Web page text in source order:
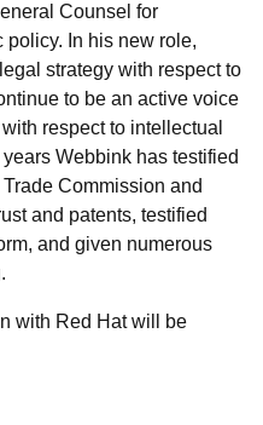
Counsel for
In his new role,
strategy with respect to
to be an active voice
respect to intellectual
Webbink has testified
Commission and
and patents, testified
and given numerous
with Red Hat will be